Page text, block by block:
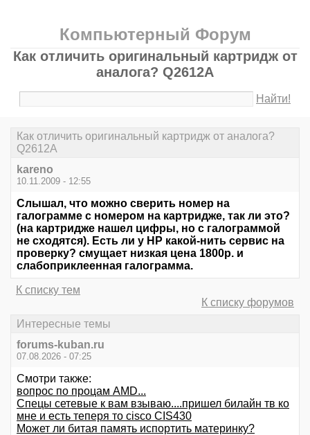
Компьютерный Форум
Как отличить оригинальный картридж от
аналога? Q2612A
Найти!
Как отличить оригинальный картридж от аналога?
Q2612A
kareno
10.11.2009 - 12:55
Слышал, что можно сверить номер на
галограмме с номером на картридже, так ли это?
(на картридже нашел цифры, но с галограммой
не сходятся). Есть ли у HP какой-нить сервис на
проверку? смущает низкая цена 1800р. и
слабоприклеенная галограмма.
К списку тем
К списку форумов
Интересные темы
forums-kuban.ru
07.08.2026 - 07:25
Смотри также:
вопрос по процам AMD...
Спецы сетевые к вам взываю....пришел билайн тв ко
мне и есть теперя то cisco CIS430
Может ли битая память испортить материнку?